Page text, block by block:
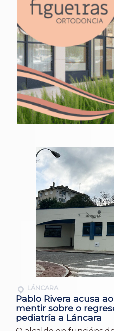
LÁNCARA
Pablo Rivera acusa
mentir sobre o
pediatría a Láncara